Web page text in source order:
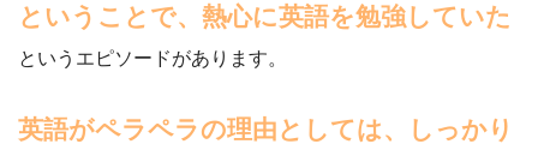
ということで、熱心に英語を勉強していた
というエピソードがあります。
英語がペラペラの理由としては、しっかり